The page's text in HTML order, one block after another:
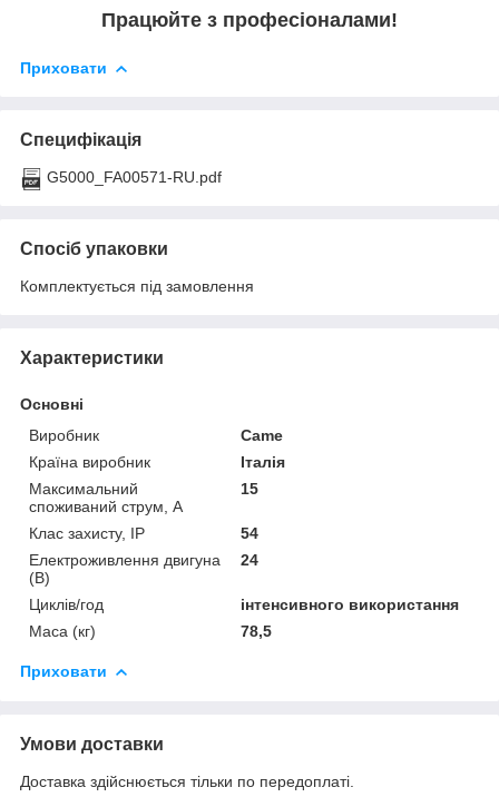
Працюйте з професіоналами!
Приховати
Специфікація
G5000_FA00571-RU.pdf
Спосіб упаковки
Комплектується під замовлення
Характеристики
Основні
Виробник
Came
Країна виробник
Італія
Максимальний
споживаний струм, А
15
Клас захисту, IP
54
Електроживлення двигуна
(В)
24
Циклів/год
інтенсивного використання
Маса (кг)
78,5
Приховати
Умови доставки
Доставка здійснюється тільки по передоплаті.